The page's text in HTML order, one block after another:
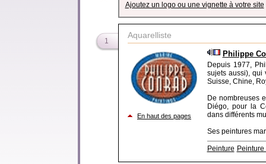
Ajoutez un logo ou une vignette à votre site
1
Aquarelliste
En haut des pages
Philippe
Depuis 1977,
sujets aussi), qui
Suisse, Chine,
De nombreuses
Diégo, pour la
dans différents
Ses peintures
Peinture